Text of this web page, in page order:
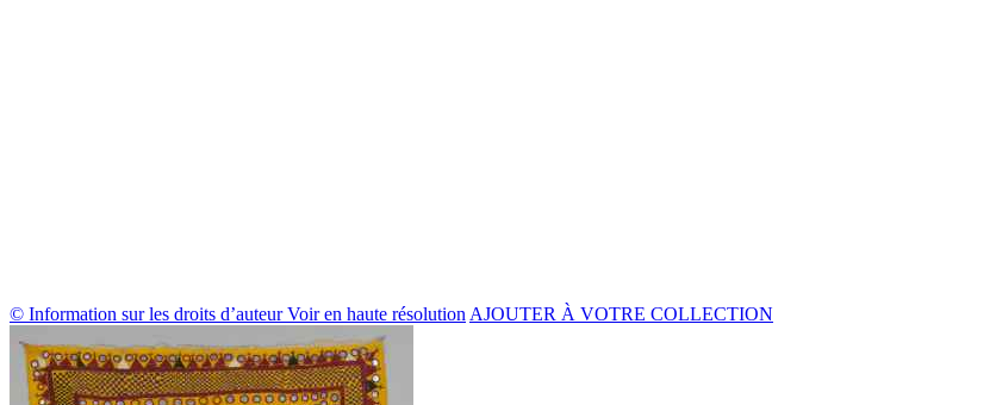
© Information sur les droits d’auteurVoir en haute résolution AJOUTER À VOTRE COLLECTION